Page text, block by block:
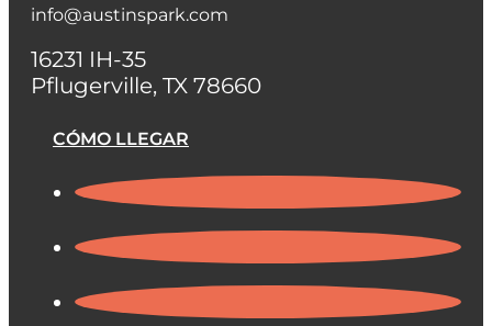
info@austinspark.com
16231 IH-35
Pflugerville, TX 78660
CÓMO LLEGAR